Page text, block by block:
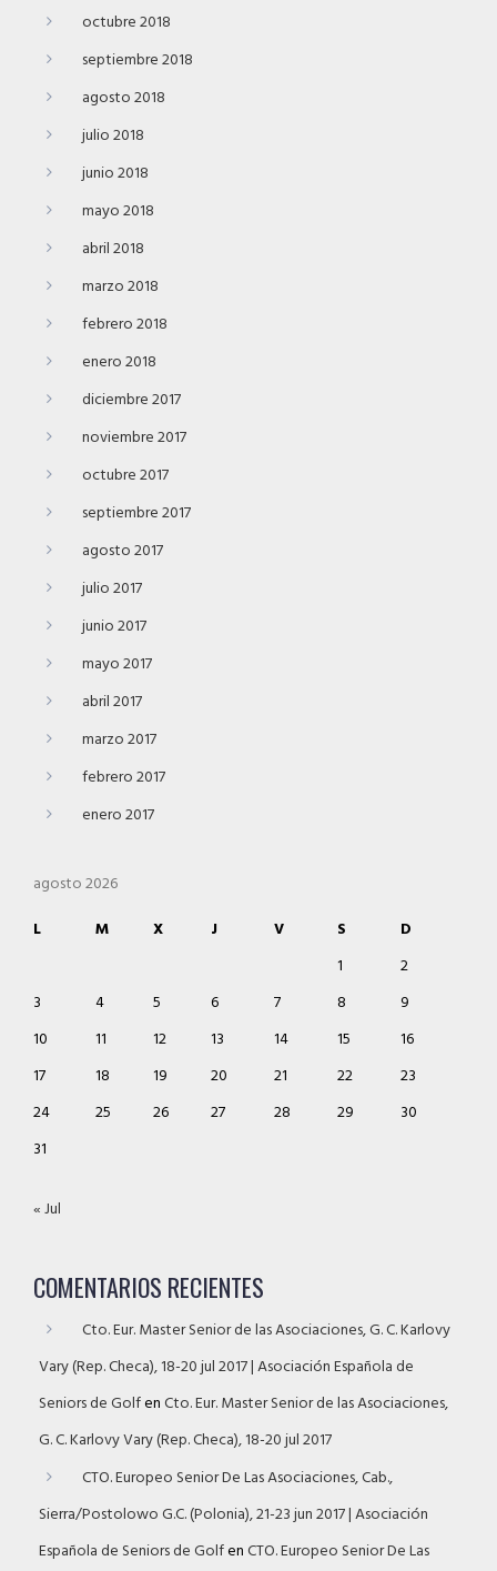
octubre 2018
septiembre 2018
agosto 2018
julio 2018
junio 2018
mayo 2018
abril 2018
marzo 2018
febrero 2018
enero 2018
diciembre 2017
noviembre 2017
octubre 2017
septiembre 2017
agosto 2017
julio 2017
junio 2017
mayo 2017
abril 2017
marzo 2017
febrero 2017
enero 2017
agosto 2026
L
M X J V S
D
1
2
3
4 5 6 7 8
9
10
11 12 13 14 15
16
17
18 19 20 21 22
23
24
25 26 27 28 29
30
31
« Jul
COMENTARIOS RECIENTES
Cto. Eur. Master Senior de las Asociaciones, G. C. Karlovy
Vary (Rep. Checa), 18-20 jul 2017 | Asociación Española de
Seniors de GolfenCto. Eur. Master Senior de las Asociaciones,
G. C. Karlovy Vary (Rep. Checa), 18-20 jul 2017
CTO. Europeo Senior De Las Asociaciones, Cab.,
Sierra/Postolowo G.C. (Polonia), 21-23 jun 2017 | Asociación
Española de Seniors de GolfenCTO. Europeo Senior De Las